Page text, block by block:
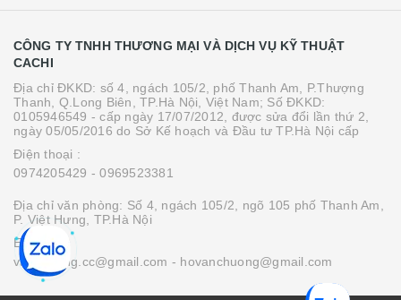
CÔNG TY TNHH THƯƠNG MẠI VÀ DỊCH VỤ KỸ THUẬT
CACHI
Địa chỉ ĐKKD: số 4, ngách 105/2, phố Thanh Am, P.Thượng
Thanh, Q.Long Biên, TP.Hà Nội, Việt Nam; Số ĐKKD:
0105946549 - cấp ngày 17/07/2012, được sửa đổi lần thứ 2,
ngày 05/05/2016 do Sở Kế hoạch và Đầu tư TP.Hà Nội cấp
Điện thoại :
0974205429 - 0969523381
Địa chỉ văn phòng: Số 4, ngách 105/2, ngõ 105 phố Thanh Am,
P. Việt Hưng, TP.Hà Nội
Email :
vanchuong.cc@gmail.com - hovanchuong@gmail.com